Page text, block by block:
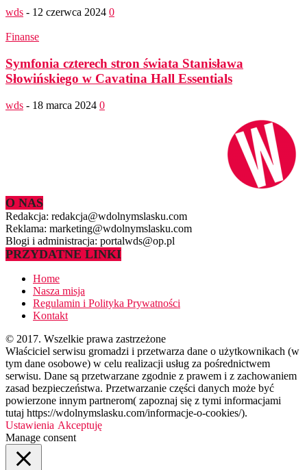
wds - 12 czerwca 2024 0
Finanse
Symfonia czterech stron świata Stanisława
Słowińskiego w Cavatina Hall Essentials
wds - 18 marca 2024 0
O NAS
Redakcja: redakcja@wdolnymslasku.com
Reklama: marketing@wdolnymslasku.com
Blogi i administracja: portalwds@op.pl
PRZYDATNE LINKI
Home
Nasza misja
Regulamin i Polityka Prywatności
Kontakt
© 2017. Wszelkie prawa zastrzeżone
Właściciel serwisu gromadzi i przetwarza dane o użytkownikach (w
tym dane osobowe) w celu realizacji usług za pośrednictwem
serwisu. Dane są przetwarzane zgodnie z prawem i z zachowaniem
zasad bezpieczeństwa. Przetwarzanie części danych może być
powierzone innym partnerom( zapoznaj się z tymi informacjami
tutaj https://wdolnymslasku.com/informacje-o-cookies/).
Ustawienia Akceptuję
Manage consent